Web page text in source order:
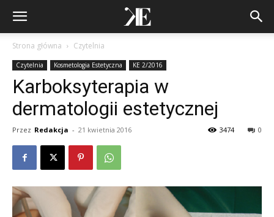
Strona główna Czytelnia
Czytelnia Kosmetologia Estetyczna KE 2/2016
Karboksyterapia w
dermatologii estetycznej
Przez Redakcja - 21 kwietnia 2016 0
3474